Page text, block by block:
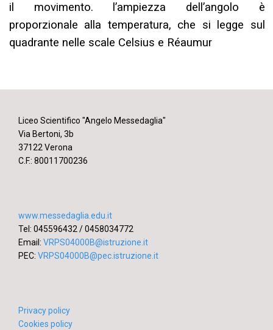
il movimento. l’ampiezza dell’angolo è
proporzionale alla temperatura, che si legge sul
quadrante nelle scale Celsius e Réaumur
Liceo Scientifico "Angelo Messedaglia"
Via Bertoni, 3b
37122 Verona
C.F.: 80011700236
www.messedaglia.edu.it
Tel: 045596432 / 0458034772
Email: VRPS04000B@istruzione.it
PEC: VRPS04000B@pec.istruzione.it
Privacy policy
Cookies policy